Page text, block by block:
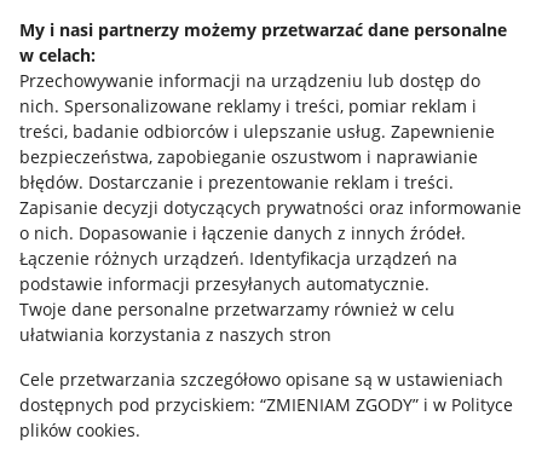
My i nasi partnerzy możemy przetwarzać dane personalne
w celach:
Przechowywanie informacji na urządzeniu lub dostęp do
nich. Spersonalizowane reklamy i treści, pomiar reklam i
treści, badanie odbiorców i ulepszanie usług. Zapewnienie
bezpieczeństwa, zapobieganie oszustwom i naprawianie
błędów. Dostarczanie i prezentowanie reklam i treści.
Zapisanie decyzji dotyczących prywatności oraz informowanie
o nich. Dopasowanie i łączenie danych z innych źródeł.
Łączenie różnych urządzeń. Identyfikacja urządzeń na
podstawie informacji przesyłanych automatycznie.
Twoje dane personalne przetwarzamy również w celu
ułatwiania korzystania z naszych stron
Cele przetwarzania szczegółowo opisane są w ustawieniach
dostępnych pod przyciskiem: “ZMIENIAM ZGODY” i w Polityce
plików cookies.
Allegro Gadane dla sprzedających
Allegro Gadane dla kupujących
Mapa miejscowości
Informacje prawne
Regulamin
Polityka plików "cookies"
Ustawienia plików "cookies"
Udostępnianie lokalizacji
Informacje dla Aktu o Usługach Cyfrowych